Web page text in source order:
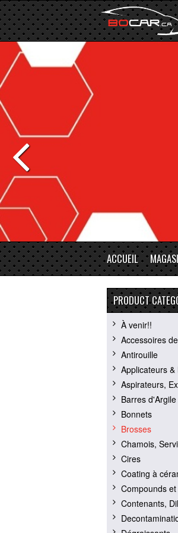
ACCUEIL
PRODUCT
À venir!!
Accessoires
Antirouille
Applicateurs &
Aspirateurs,
Barres
Bonnets
Brosses
Chamois,
Cires
Coating à
Compounds
Contenants,